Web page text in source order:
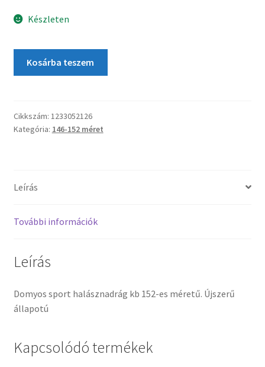
Készleten
Kosárba teszem
Cikkszám: 1233052126
Kategória: 146-152 méret
Leírás
További információk
Leírás
Domyos sport halásznadrág kb 152-es méretű. Újszerű
állapotú
Kapcsolódó termékek